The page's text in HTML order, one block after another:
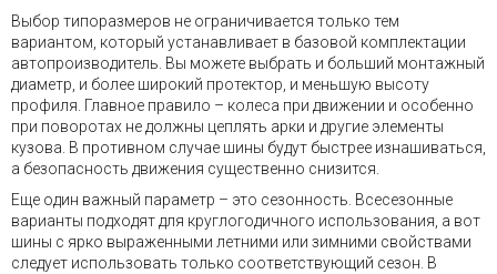
Выбор типоразмеров не ограничивается только тем
вариантом, который устанавливает в базовой комплектации
автопроизводитель. Вы можете выбрать и больший монтажный
диаметр, и более широкий протектор, и меньшую высоту
профиля. Главное правило – колеса при движении и особенно
при поворотах не должны цеплять арки и другие элементы
кузова. В противном случае шины будут быстрее изнашиваться,
а безопасность движения существенно снизится.
Еще один важный параметр – это сезонность. Всесезонные
варианты подходят для круглогодичного использования, а вот
шины с ярко выраженными летними или зимними свойствами
следует использовать только соответствующий сезон. В